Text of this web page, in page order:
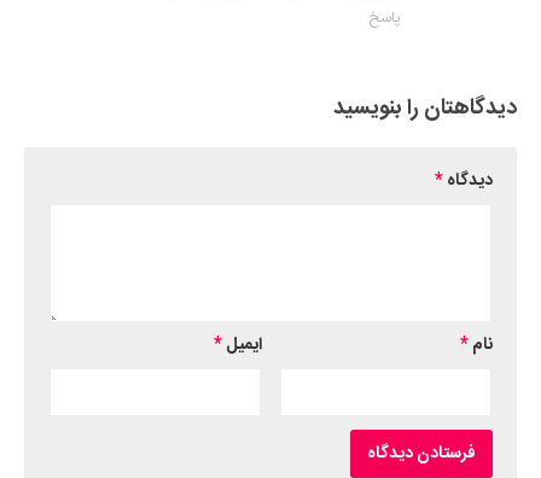
پاسخ
دیدگاهتان را بنویسید
دیدگاه*
نام* ایمیل*